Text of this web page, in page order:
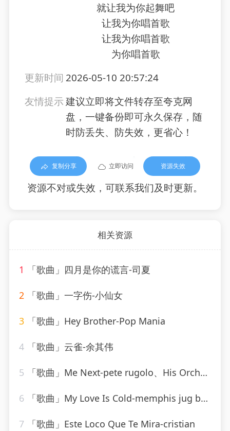
就让我为你起舞吧
让我为你唱首歌
让我为你唱首歌
为你唱首歌
更新时间 2026-05-10 20:57:24
友情提示建议立即将文件转存至夸克网
盘，一键备份即可永久保存，随
时防丢失、防失效，更省心！
复制分享 立即访问 资源失效
资源不对或失效，可联系我们及时更新。
相关资源
1 「歌曲」四月是你的谎言-司夏
2 「歌曲」一字伤-小仙女
3 「歌曲」Hey Brother-Pop Mania
4 「歌曲」云雀-余其伟
5 「歌曲」Me Next-pete rugolo、His Orchestra、The Rugolettes
6 「歌曲」My Love Is Cold-memphis jug band
7 「歌曲」Este Loco Que Te Mira-cristian